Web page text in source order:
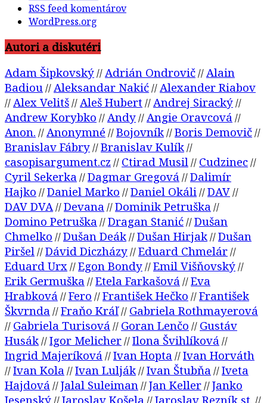
RSS feed komentárov
WordPress.org
Autori a diskutéri
Adam Šipkovský//Adrián Ondrovič//Alain
Badiou//Aleksandar Nakić//Alexander Riabov
//Alex Velitš//Aleš Hubert//Andrej Siracký//
Andrew Korybko //Andy//Angie Oravcová //
Anon. //Anonymné //Bojovník//Boris Demovič//
Branislav Fábry//Branislav Kulík//
casopisargument.cz // Ctirad Musil// Cudzinec//
Cyril Sekerka //Dagmar Gregová //Dalimír
Hajko //Daniel Marko //Daniel Okáli//DAV//
DAV DVA//Devana //Dominik Petruška //
Domino Petruška //Dragan Stanić//Dušan
Chmelko //Dušan Deák//Dušan Hirjak//Dušan
Piršel//Dávid Diczházy//Eduard Chmelár//
Eduard Urx//Egon Bondy//Emil Višňovský//
Erik Germuška //Etela Farkašová //Eva
Hrabková //Fero //František Hečko //František
Škvrnda //Fraňo Kráľ// Gabriela Rothmayerová
// Gabriela Turisová // Goran Lenčo // Gustáv
Husák//Igor Melicher//Ilona Švihlíková //
Ingrid Majeríková //Ivan Hopta //Ivan Horváth
//Ivan Kola //Ivan Lulják//Ivan Štubňa //Iveta
Hajdová //Jalal Suleiman//Jan Keller//Janko
Jesenský
Jaroslav Košela Jaroslav Rezník st.